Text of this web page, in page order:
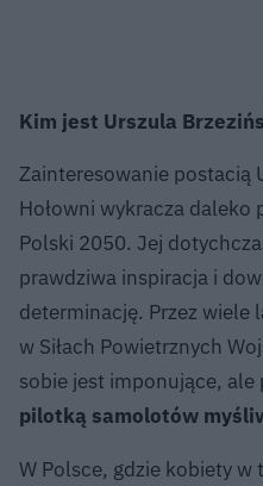
Kim jest Urszula
Zainteresowanie postacią
Hołowni wykracza daleko
Polski 2050. Jej
prawdziwa inspiracja i
determinację. Przez wiele
w Siłach Powietrznych
sobie jest imponujące, ale
pilotką samolotów
W Polsce, gdzie kobiety